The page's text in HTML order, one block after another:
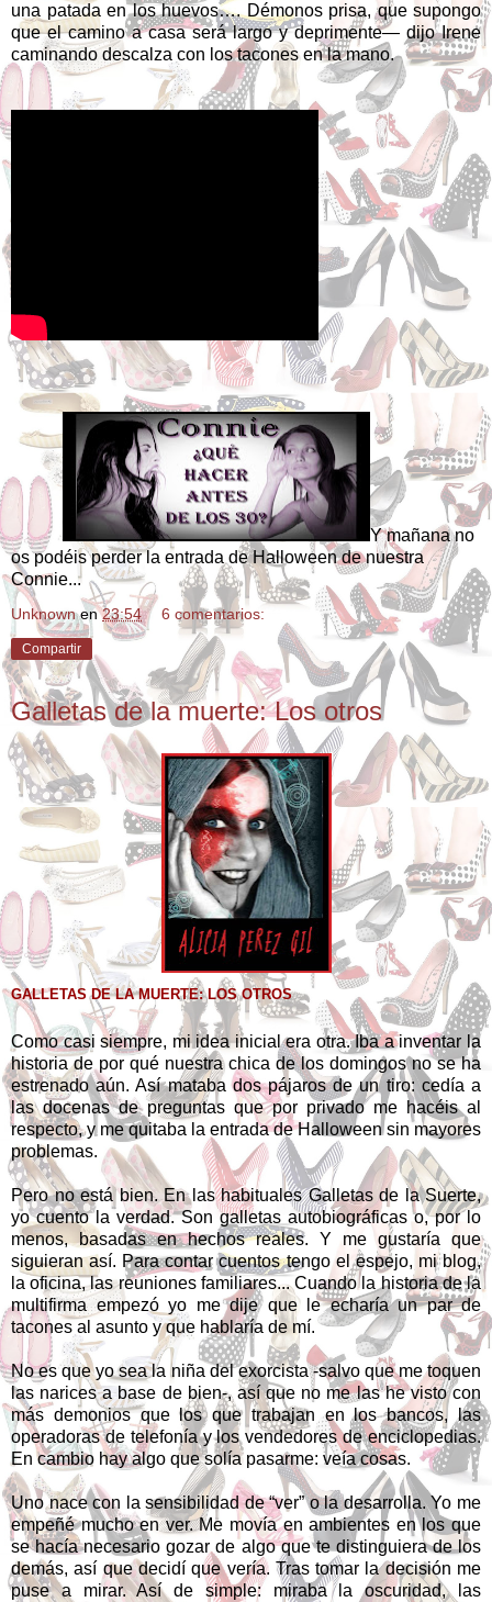
una patada en los huevos…. Démonos prisa, que supongo
que el camino a casa será largo y deprimente— dijo Irene
caminando descalza con los tacones en la mano.
Y mañana no
os podéis perder la entrada de Halloween de nuestra
Connie...
Unknown en23:54 6 comentarios:
Compartir
Galletas de la muerte: Los otros
GALLETAS DE LA MUERTE: LOS OTROS
Como casi siempre, mi idea inicial era otra. Iba a inventar la
historia de por qué nuestra chica de los domingos no se ha
estrenado aún. Así mataba dos pájaros de un tiro: cedía a
las docenas de preguntas que por privado me hacéis al
respecto, y me quitaba la entrada de Halloween sin mayores
problemas.
Pero no está bien. En las habituales Galletas de la Suerte,
yo cuento la verdad. Son galletas autobiográficas o, por lo
menos, basadas en hechos reales. Y me gustaría que
siguieran así. Para contar cuentos tengo el espejo, mi blog,
la oficina, las reuniones familiares... Cuando la historia de la
multifirma empezó yo me dije que le echaría un par de
tacones al asunto y que hablaría de mí.
No es que yo sea la niña del exorcista -salvo que me toquen
las narices a base de bien-, así que no me las he visto con
más demonios que los que trabajan en los bancos, las
operadoras de telefonía y los vendedores de enciclopedias.
En cambio hay algo que solía pasarme: veía cosas.
Uno nace con la sensibilidad de “ver” o la desarrolla. Yo me
empeñé mucho en ver. Me movía en ambientes en los que
se hacía necesario gozar de algo que te distinguiera de los
demás, así que decidí que vería. Tras tomar la decisión me
puse a mirar. Así de simple: miraba la oscuridad, las